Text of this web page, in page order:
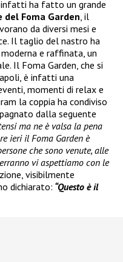
infatti ha fatto un grande
del Foma Garden, il
da diversi mesi e
Il taglio del nastro ha
e raffinata, un
Il Foma Garden, che si
è infatti una
momenti di relax e
la coppia ha condiviso
dalla seguente
ma ne è valsa la pena
ieri il Foma Garden è
che sono venute, alle
vi aspettiamo con le
visibilmente
dichiarato: “Questo è il